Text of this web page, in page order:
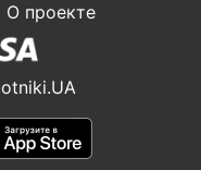
О проекте